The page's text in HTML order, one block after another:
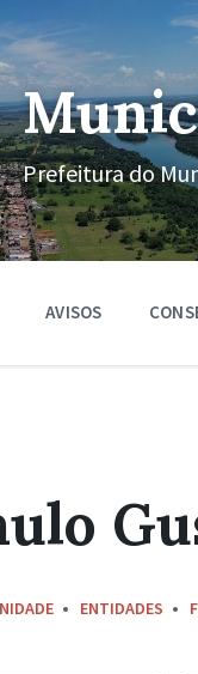
Prefeitura do
AVISOS
ENTIDADES